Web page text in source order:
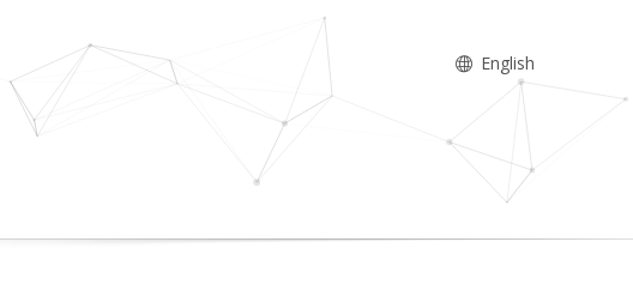
English